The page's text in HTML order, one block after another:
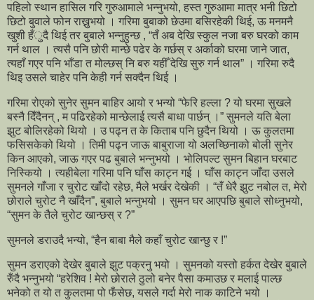
पहिलो स्थान हासिल गरि गुरुआमाले भन्नुभयो, हस्त गुरुआमा मात्र भनी छिटो
छिटो बुवाले फोन राख्नुभयो । गरिमा बुबाको छेउमा बसिरहेकी थिई, ऊ मनमनै
खुशी हँुदै थिई तर बुबाले भन्नुहुन्छ , “तँ अब देखि स्कुल नजा बरु घरको काम
गर्न थाल । त्यसै पनि छोरी मान्छे पढेर के गर्छस् र अर्काको घरमा जाने जात,
त्यहाँ गएर पनि भाँडा त मोल्छस् नि बरु यहीँ देखि सुरु गर्न थाल” । गरिमा रुदै
थिइ उसले चाहेर पनि केही गर्न सक्दैन थिई ।
गरिमा रोएको सुनेर सुमन बाहिर आयो र भन्यो “फेरि हल्ला ? यो घरमा सुखले
बस्नै दिँदैनन् , म पढिरहेको मान्छेलाई त्यसै बाधा पार्छन् ।” सुमनले यति बेला
झुट बोलिरहेको थियो । उ पढ्न त के किताब पनि छुदैन थियो । ऊ कुलतमा
फसिसकेको थियो । तिमी पढ्न जाऊ बाबुराजा यो अलच्छिनाको बोली सुनेर
किन आएको, जाऊ गएर पढ बुबाले भन्नुभयो । भोलिपल्ट सुमन बिहान घरबाट
निस्कियो । त्यहीबेला गरिमा पनि घाँस काट्न गई । घाँस काट्न जाँदा उसले
सुमनले गाँजा र चुरोट खाँदो रहेछ, मैले भर्खर देखेकी । “तँ धेरै झुट नबोल त, मेरो
छोराले चुरोट नै खाँदैन”, बुबाले भन्नुभयो । सुमन घर आएपछि बुबाले सोध्नुभयो,
“सुमन के तैले चुरोट खान्छस् र ?”
सुमनले डराउदै भन्यो, “हैन बाबा मैले कहाँ चुरोट खान्छु र !”
सुमन डराएको देखेर बुबाले झुट पक्रनु भयो । सुमनको यस्तो हर्कत देखेर बुबाले
रुँदै भन्नुभयो “हरेशिव ! मेरो छोराले ठुलो बनेर पैसा कमाउछ र मलाई पाल्छ
भनेको त यो त कुलतमा पो फँसेछ, यसले गर्दा मेरो नाक काटिने भयो ।